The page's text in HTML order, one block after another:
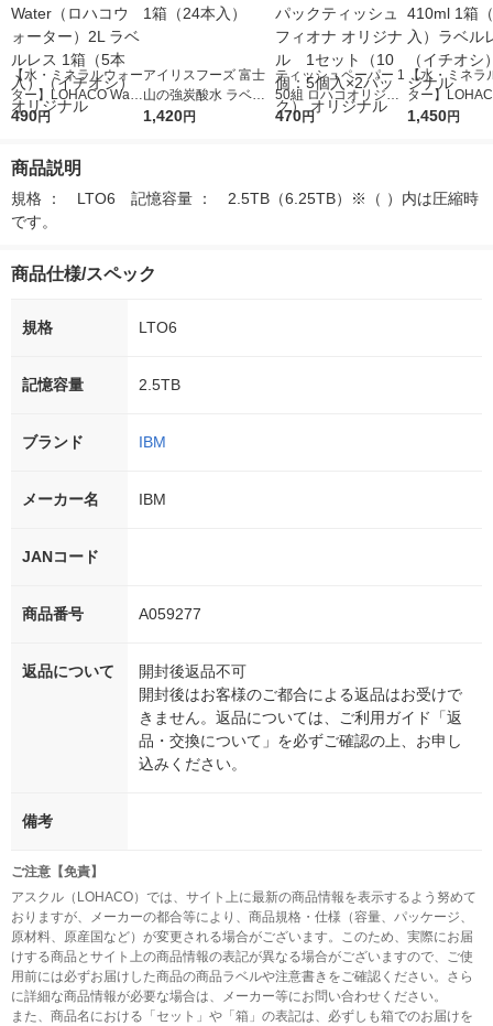
【水・ミネラルウォー
ター】LOHACO Wate
r（ロハコウォータ
シ） オリジナル
490円
アイリスフーズ 富士
山の強炭酸水 ラベル
レス 500ml 1箱（24
1,420円
ティッシュペーパー 1
50組 ロハコオリジナ
ルソフトパックティッ
オリジナル
470円
【水・ミネラ
ター】
r 410ml 1箱（
1,450円
商品説明
規格 ：　LTO6　記憶容量 ：　2.5TB（6.25TB）※（ ）内は圧縮時
です。
商品仕様/スペック
規格 LTO6
記憶容量 2.5TB
ブランド IBM
メーカー名 IBM
JANコード
商品番号 A059277
返品について
開封後返品不可
開封後はお客様のご都合による返品はお受けで
きません。返品については、ご利用ガイド「返
品・交換について」を必ずご確認の上、お申し
込みください。
備考
ご注意【免責】
アスクル（LOHACO）では、サイト上に最新の商品情報を表示するよう努めて
おりますが、メーカーの都合等により、商品規格・仕様（容量、パッケージ、
原材料、原産国など）が変更される場合がございます。このため、実際にお届
けする商品とサイト上の商品情報の表記が異なる場合がございますので、ご使
用前には必ずお届けした商品の商品ラベルや注意書きをご確認ください。さら
に詳細な商品情報が必要な場合は、メーカー等にお問い合わせください。
また、商品名における「セット」や「箱」の表記は、必ずしも箱でのお届けを